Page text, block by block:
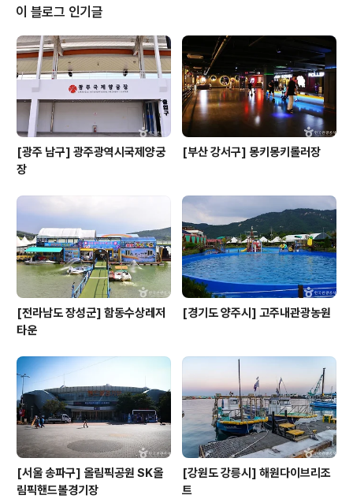
동차 11동, 캠핑용 자동차전용 9동, 복합 2동으로 구성되
어 있다. ※ 소개 정보 - 문의및안내 : 041-881-3007 -
쉬는날 : 연중무휴 - 이용시간 : [야영지]- 입실 14:00- 퇴
실 12:00[카라반]- 입실 15:00- 퇴실 11:00 - 주차요금 :
무료※ 복합영지 차량..
이 블로그 인기글
[광주 남구] 광주광역시국제양궁
장
[부산 강서구] 몽키몽키롤러장
[전라남도 장성군] 함동수상레저
타운
[경기도 양주시] 고주내관광농원
[서울 송파구] 올림픽공원 SK올
림픽핸드볼경기장
[강원도 강릉시] 해원다이브리조
트